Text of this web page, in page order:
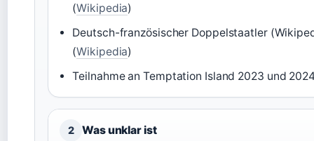
(Wikipedia)
Deutsch-französischer Doppelstaatler
(Wikipedia)
Teilnahme an Temptation Island 2023 und
2 Was unklar ist